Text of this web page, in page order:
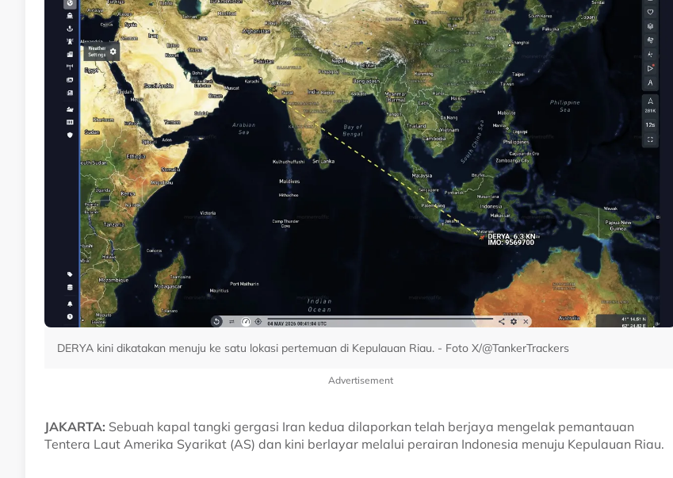
DERYA kini dikatakan menuju ke satu lokasi pertemuan di Kepulauan Riau. - Foto X/@TankerTrackers
Advertisement
JAKARTA: Sebuah kapal tangki gergasi Iran kedua dilaporkan telah berjaya mengelak pemantauan
Tentera Laut Amerika Syarikat (AS) dan kini berlayar melalui perairan Indonesia menuju Kepulauan Riau.